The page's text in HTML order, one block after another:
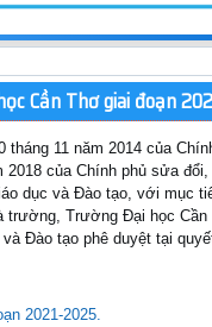
Cần Thơ giai đoạn
11 năm 2014 của
của Chính phủ sửa
dục và Đào tạo, với mục
trường, Trường Đại học
Đào tạo phê duyệt tại
2021-2025.